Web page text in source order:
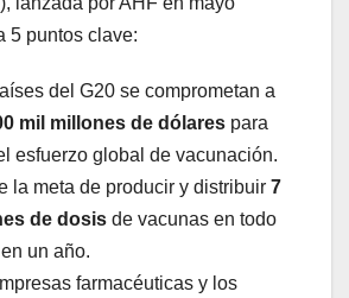
5 puntos clave:
del G20 se comprometan a
mil millones de dólares para
esfuerzo global de vacunación.
la meta de producir y distribuir 7
de dosis de vacunas en todo
un año.
farmacéuticas y los